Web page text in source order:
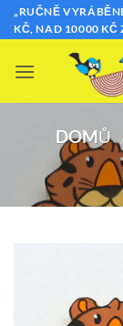
Přeskočit
„RUČNĚ
KČ, NAD 10000 KČ
DOMŮ